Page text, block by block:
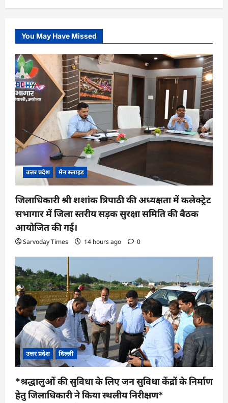
You May Have Missed
उत्तर प्रदेश मेन स्लाइड
जिलाधिकारी श्री शशांक त्रिपाठी की अध्यक्षता में कलेक्ट्रेट
सभागार में जिला स्तरीय सड़क सुरक्षा समिति की बैठक
आयोजित की गई।
Sarvoday Times 14 hours ago 0
उत्तर प्रदेश दिल्ली
*श्रद्धालुओं की सुविधा के लिए जन सुविधा केंद्रों के निर्माण
हेतु जिलाधिकारी ने किया स्थलीय निरीक्षण*